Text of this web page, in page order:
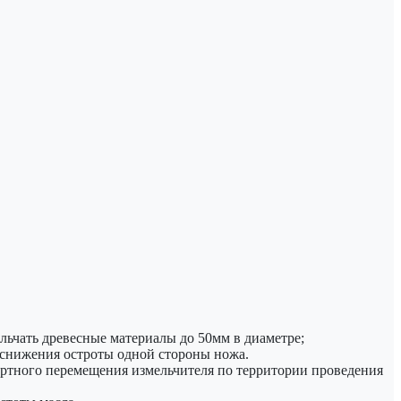
древесные материалы до 50мм в диаметре;
остроты одной стороны ножа.
перемещения измельчителя по территории проведения